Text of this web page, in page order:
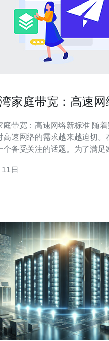
家庭带宽：高速网
：高速网络新标准 随着数字化时代的到
高速网络的需求越来越迫切。
个备受关注的话题。为了满足
了全新的网络体验。 台湾的网络运营商
日